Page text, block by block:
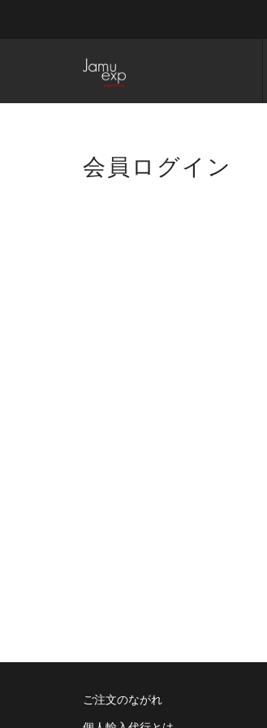
会員ログイン
ご注文のながれ